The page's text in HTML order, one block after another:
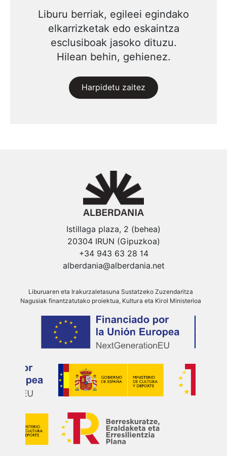
Liburu berriak, egileei egindako
elkarrizketak edo eskaintza
esclusiboak jasoko dituzu.
Hilean behin, gehienez.
Harpidetu zaitez
Istillaga plaza, 2 (behea)
20304 IRUN (Gipuzkoa)
+34 943 63 28 14
alberdania@alberdania.net
Liburuaren eta Irakurzaletasuna Sustatzeko Zuzendaritza
Nagusiak finantzatutako proiektua, Kultura eta Kirol Ministerioa